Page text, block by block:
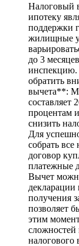
Налоговый
ипотеку
поддержки
жилищные
до 3
инспекцию.
обратить
вычета**:
составляет
процентам
снизить
Для
собрать
договор
платежные
Вычет
декларации
получения
позволяет
этим
сложностей
налогового